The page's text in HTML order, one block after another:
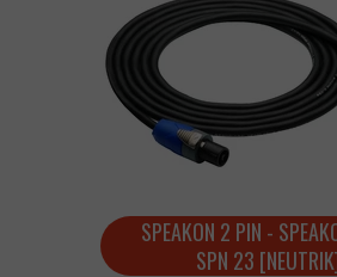
SPEAKON 2 PIN -
SPN 23